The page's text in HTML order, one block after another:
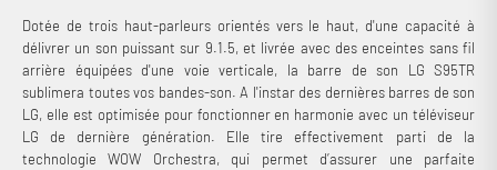
Dotée de trois haut-parleurs orientés vers le haut, d'une capacité à
délivrer un son puissant sur 9.1.5, et livrée avec des enceintes sans fil
arrière équipées d'une voie verticale, la barre de son LG S95TR
sublimera toutes vos bandes-son. A l'instar des dernières barres de son
LG, elle est optimisée pour fonctionner en harmonie avec un téléviseur
LG de dernière génération. Elle tire effectivement parti de la
technologie WOW Orchestra, qui permet d’assurer une parfaite